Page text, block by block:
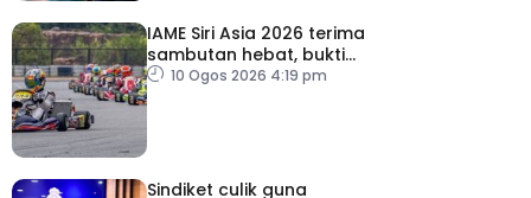
IAME Siri Asia 2026 terima
sambutan hebat, bukti
Malaysia bertaraf dunia
10 Ogos 2026 4:19 pm
Sindiket culik guna